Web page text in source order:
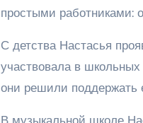
простыми работниками:
С детства Настасья
участвовала в
они решили поддержать